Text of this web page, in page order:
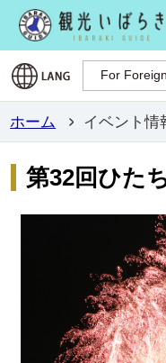
ForFor
ホーム イベント情
第32回ひた